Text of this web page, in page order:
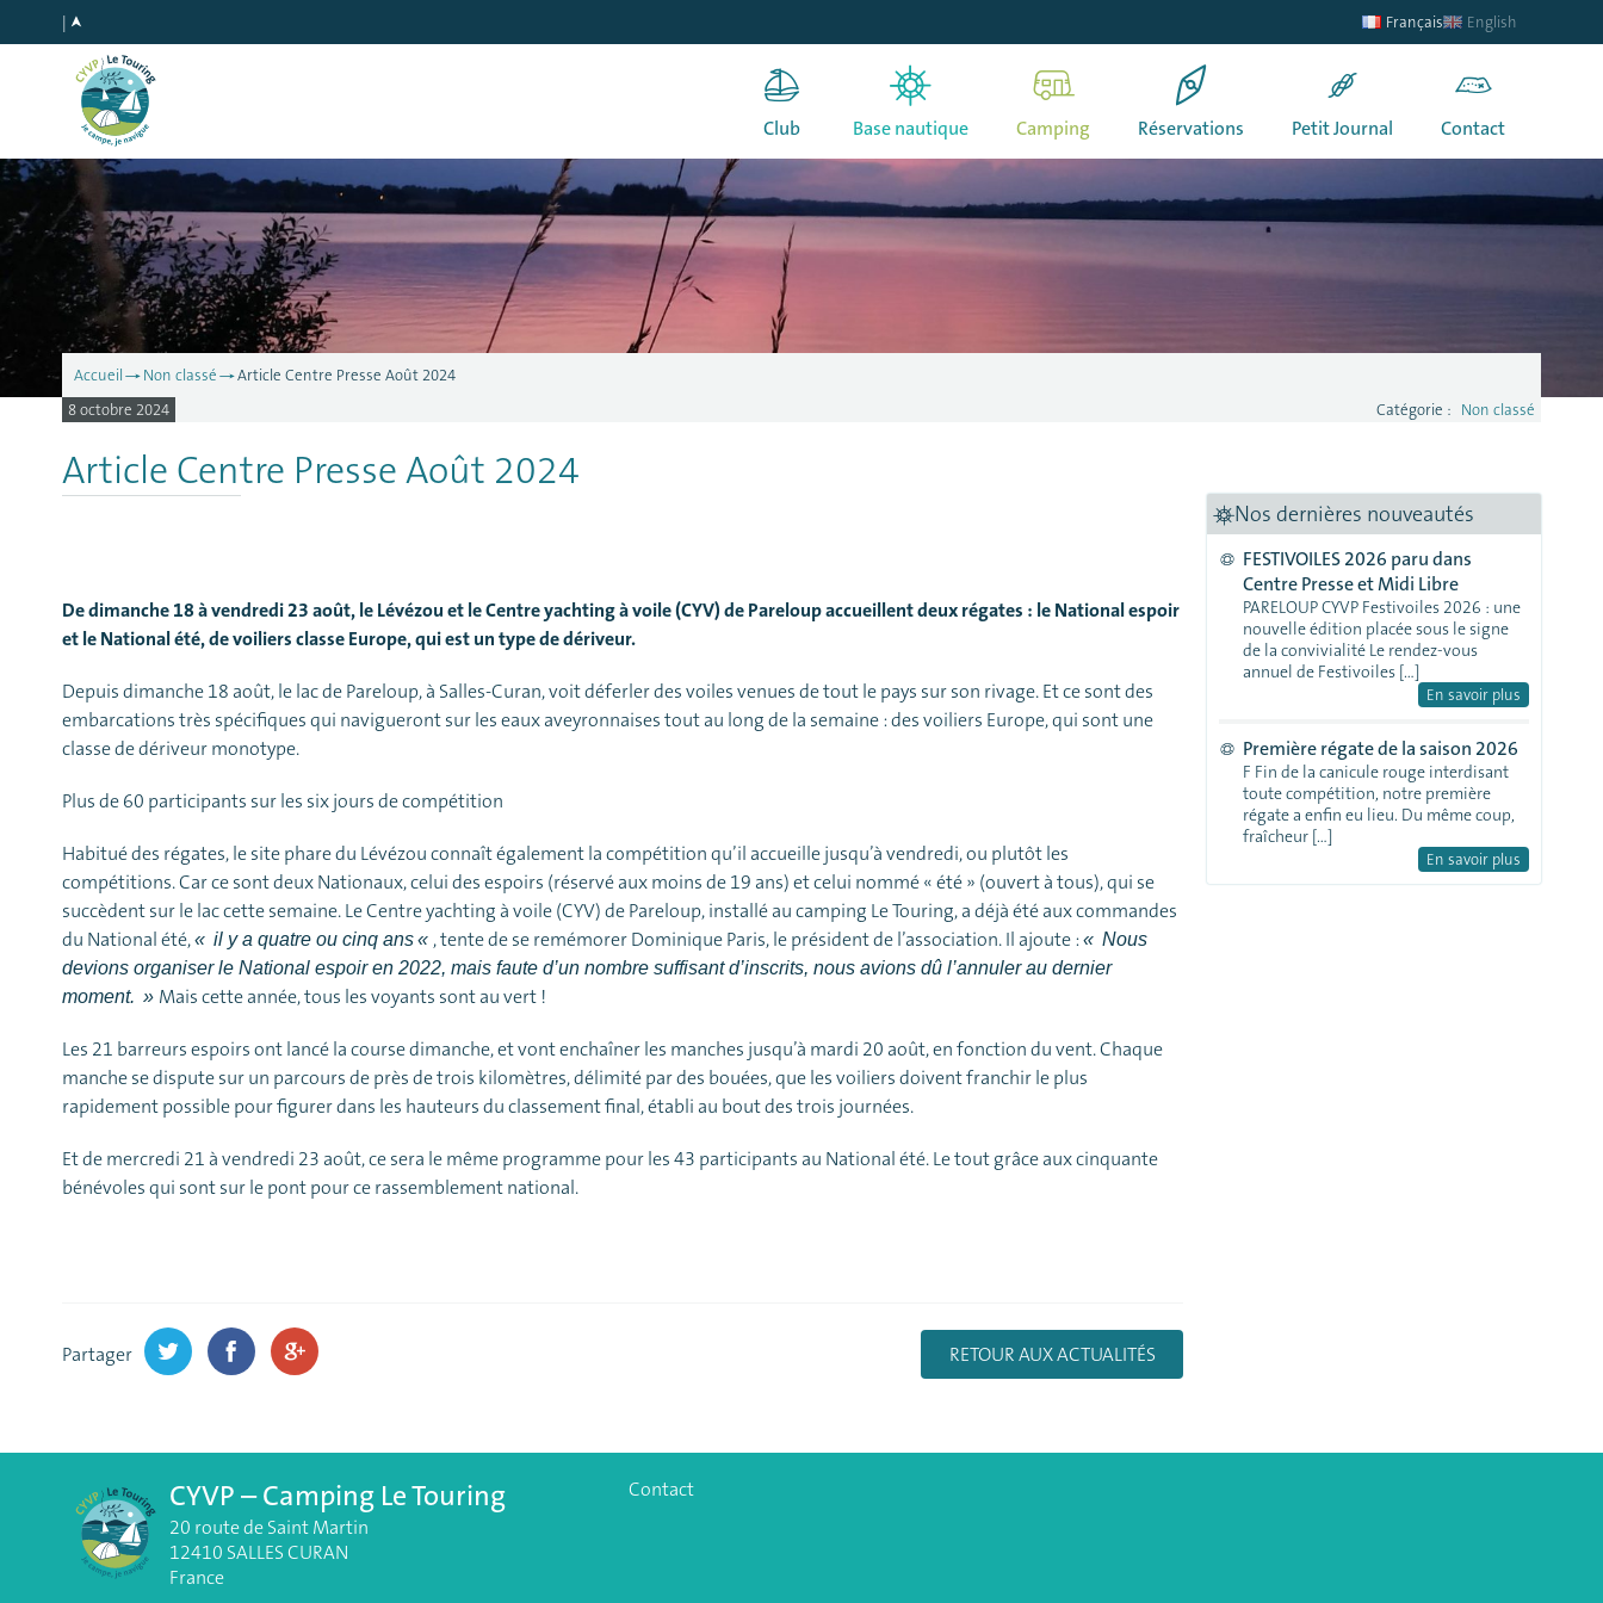
Français English
Club Base nautique Camping Réservations Petit Journal Contact
Accueil Non classé
Article Centre Presse Août 2024
8 octobre 2024
Catégorie : Non classé
Article Centre Presse Août 2024
De dimanche 18 à vendredi 23 août, le Lévézou et le Centre yachting à voile (CYV) de Pareloup accueillent deux régates : le National espoir
et le National été, de voiliers classe Europe, qui est un type de dériveur.
Depuis dimanche 18 août, le lac de Pareloup, à Salles-Curan, voit déferler des voiles venues de tout le pays sur son rivage. Et ce sont des
embarcations très spécifiques qui navigueront sur les eaux aveyronnaises tout au long de la semaine : des voiliers Europe, qui sont une
classe de dériveur monotype.
Plus de 60 participants sur les six jours de compétition
Habitué des régates, le site phare du Lévézou connaît également la compétition qu’il accueille jusqu’à vendredi, ou plutôt les
compétitions. Car ce sont deux Nationaux, celui des espoirs (réservé aux moins de 19 ans) et celui nommé « été » (ouvert à tous), qui se
succèdent sur le lac cette semaine. Le Centre yachting à voile (CYV) de Pareloup, installé au camping Le Touring, a déjà été aux commandes
du National été,« il y a quatre ou cinq ans« , tente de se remémorer Dominique Paris, le président de l’association. Il ajoute :« Nous
devions organiser le National espoir en 2022, mais faute d’un nombre suffisant d’inscrits, nous avions dû l’annuler au dernier
moment. » Mais cette année, tous les voyants sont au vert !
Les 21 barreurs espoirs ont lancé la course dimanche, et vont enchaîner les manches jusqu’à mardi 20 août, en fonction du vent. Chaque
manche se dispute sur un parcours de près de trois kilomètres, délimité par des bouées, que les voiliers doivent franchir le plus
rapidement possible pour figurer dans les hauteurs du classement final, établi au bout des trois journées.
Et de mercredi 21 à vendredi 23 août, ce sera le même programme pour les 43 participants au National été. Le tout grâce aux cinquante
bénévoles qui sont sur le pont pour ce rassemblement national.
Partager RETOUR AUX ACTUALITÉS
Nos dernières nouveautés
FESTIVOILES 2026 paru dans
Centre Presse et Midi Libre
PARELOUP CYVP Festivoiles 2026 : une
nouvelle édition placée sous le signe
de la convivialité Le rendez-vous
annuel de Festivoiles […]
En savoir plus
Première régate de la saison 2026
F Fin de la canicule rouge interdisant
toute compétition, notre première
régate a enfin eu lieu. Du même coup,
fraîcheur […]
En savoir plus
CYVP – Camping Le Touring
20 route de Saint Martin
12410 SALLES CURAN
France
Contact